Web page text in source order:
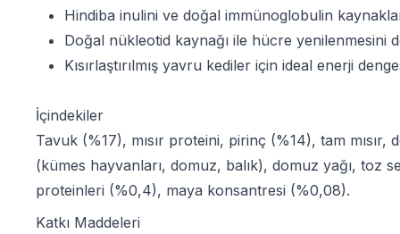
Hindiba inulini ve doğal immünoglobulin
Doğal nükleotid kaynağı ile hücre yenilenmesini
Kısırlaştırılmış yavru kediler için ideal enerji
İçindekiler
Tavuk (%17), mısır proteini, pirinç (%14), tam
(kümes hayvanları, domuz, balık), domuz yağı, toz
proteinleri (%0,4), maya konsantresi (%0,08).
Katkı Maddeleri